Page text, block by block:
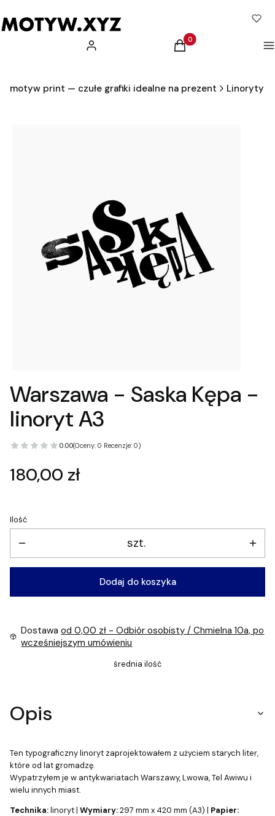
Zaloguj się Produkty w koszyku: 0.
Koszyk
motyw print — czułe grafiki idealne na prezent Linoryty
Warszawa - Saska Kępa -
linoryt A3
0.00(Oceny: 0 Recenzje: 0)
Cena
180,00 zł
Ilość
szt.
Dodaj do koszyka
Dostawaod 0,00 zł - Odbiór osobisty / Chmielna 10a, po
wcześniejszym umówieniu
średnia ilość
Opis
Ten typograficzny linoryt zaprojektowałem z użyciem starych liter,
które od lat gromadzę.
Wypatrzyłem je w antykwariatach Warszawy, Lwowa, Tel Awiwu i
wielu innych miast.
Technika:linoryt | Wymiary:297 mm x 420 mm (A3) | Papier: